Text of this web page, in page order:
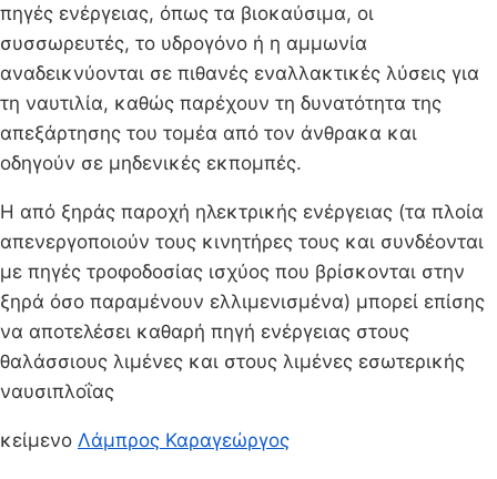
πηγές ενέργειας, όπως τα βιοκαύσιμα, οι
συσσωρευτές, το υδρογόνο ή η αμμωνία
αναδεικνύονται σε πιθανές εναλλακτικές λύσεις για
τη ναυτιλία, καθώς παρέχουν τη δυνατότητα της
απεξάρτησης του τομέα από τον άνθρακα και
οδηγούν σε μηδενικές εκπομπές.
Η από ξηράς παροχή ηλεκτρικής ενέργειας (τα πλοία
απενεργοποιούν τους κινητήρες τους και συνδέονται
με πηγές τροφοδοσίας ισχύος που βρίσκονται στην
ξηρά όσο παραμένουν ελλιμενισμένα) μπορεί επίσης
να αποτελέσει καθαρή πηγή ενέργειας στους
θαλάσσιους λιμένες και στους λιμένες εσωτερικής
ναυσιπλοΐας
κείμενο Λάμπρος Καραγεώργος